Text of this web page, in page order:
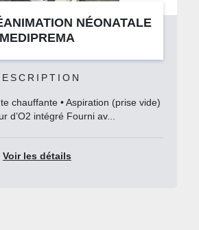
NÉONATALE
MEDIPREMA
chauffante • Aspiration (prise vide)
d’O2 intégré Fourni av...
Voir les détails